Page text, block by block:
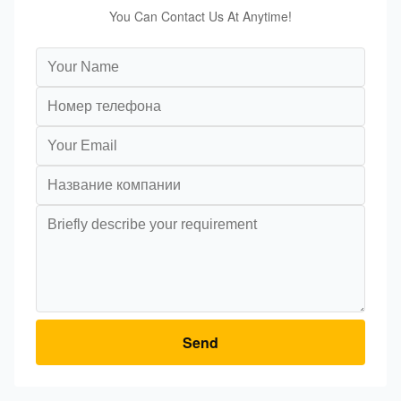
You Can Contact Us At Anytime!
Send